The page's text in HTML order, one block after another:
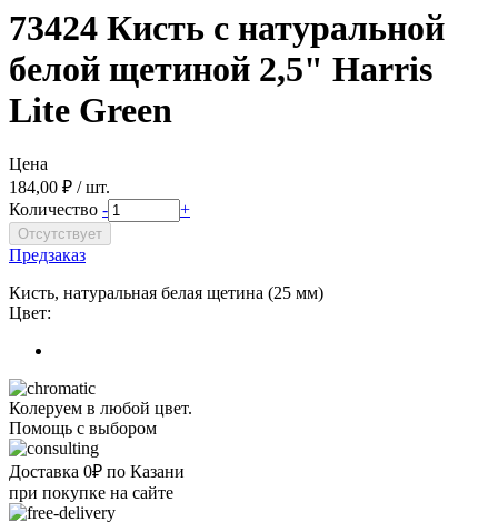
73424 Кисть с натуральной
белой щетиной 2,5" Harris
Lite Green
Цена
184,00 ₽ / шт.
Количество - +
Предзаказ
Кисть, натуральная белая щетина (25 мм)
Цвет:
Колеруем в любой цвет.
Помощь с выбором
Доставка 0₽ по Казани
при покупке на сайте